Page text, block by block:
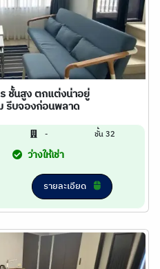
ชั้นสูง ตกแต่งน่าอยู่
รีบจองก่อนพลาด
- ชั้น 32
ว่างให้เช่า
รายละเอียด